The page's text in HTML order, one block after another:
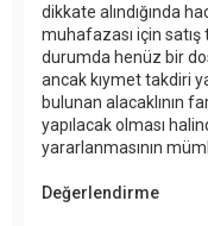
dikkate alındığında
muhafazası için
durumda henüz bir
ancak kıymet takdiri
bulunan alacaklının
yapılacak olması
yararlanmasının
Değerlendirme